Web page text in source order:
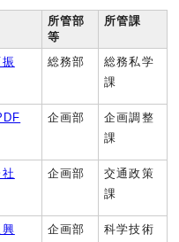
所管部
等
所管課
総務部
総務私学
課
企画部
企画調整
課
企画部
交通政策
課
企画部
科学技術